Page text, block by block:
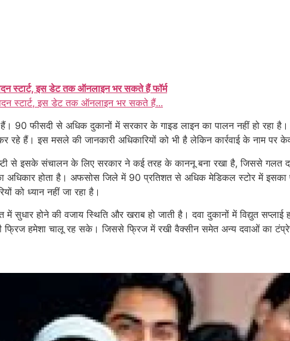
स्टार्ट, इस डेट तक ऑनलाइन भर सकते हैं फॉर्म
स्टार्ट, इस डेट तक ऑनलाइन भर सकते हैं...
फीसदी से अधिक दुकानों में सरकार के गाइड लाइन का पालन नहीं हो रहा है।
रहे हैं। इस मसले की जानकारी अधिकारियों को भी है लेकिन कार्रवाई के नाम पर
से इसके संचालन के लिए सरकार ने कई तरह के काननू बना रखा है, जिससे गलत
अधिकार होता है। अफसोस जिले में 90 प्रतिशत से अधिक मेडिकल स्टोर में इसका
को ध्यान नहीं जा रहा है।
होने की वजाय स्थिति और खराब हो जाती है। दवा दुकानों में विद्युत सप्लाई
फ्रिज हमेशा चालू रह सके। जिससे फ्रिज में रखी वैक्सीन समेत अन्य दवाओं का